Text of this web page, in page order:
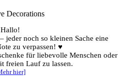
Hallo!
jeder noch so kleinen Sache eine
zu verpassen! ♥
für liebevolle Menschen oder
freien Lauf zu lassen.
hier]